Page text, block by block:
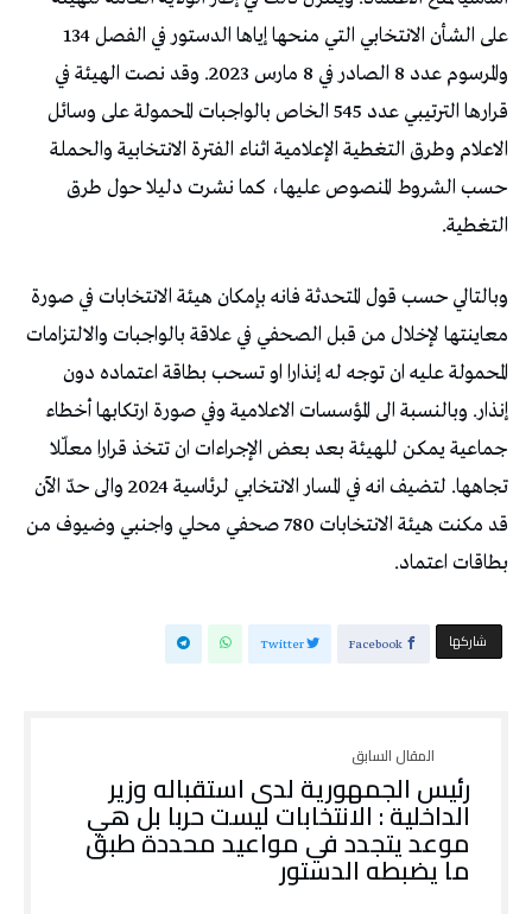
على الشأن الانتخابي التي منحها إياها الدستور في الفصل 134
والمرسوم عدد 8 الصادر في 8 مارس 2023. وقد نصت الهيئة في
قرارها الترتيبي عدد 545 الخاص بالواجبات المحمولة على وسائل
الاعلام وطرق التغطية الإعلامية اثناء الفترة الانتخابية والحملة
حسب الشروط المنصوص عليها، كما نشرت دليلا حول طرق
التغطية.
وبالتالي حسب قول المتحدثة فانه بإمكان هيئة الانتخابات في صورة
معاينتها لإخلال من قبل الصحفي في علاقة بالواجبات والالتزامات
المحمولة عليه ان توجه له إنذارا او تسحب بطاقة اعتماده دون
إنذار. وبالنسبة الى المؤسسات الاعلامية وفي صورة ارتكابها أخطاء
جماعية يمكن للهيئة بعد بعض الإجراءات ان تتخذ قرارا معلّلا
تجاهها. لتضيف انه في المسار الانتخابي لرئاسية 2024 والى حدّ الآن
قد مكنت هيئة الانتخابات 780 صحفي محلي واجنبي وضيوف من
بطاقات اعتماد.
‫‫ شاركها‬ Facebook
Twitter
رئيس الجمهورية لدى استقباله وزير
الداخلية : الانتخابات ليست حربا بل هي
موعد يتجدد في مواعيد محددة طبق
ما يضبطه الدستور